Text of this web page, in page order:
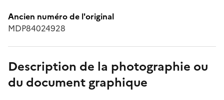
Ancien numéro de l'original
MDP84024928
Description de la photographie ou
du document graphique